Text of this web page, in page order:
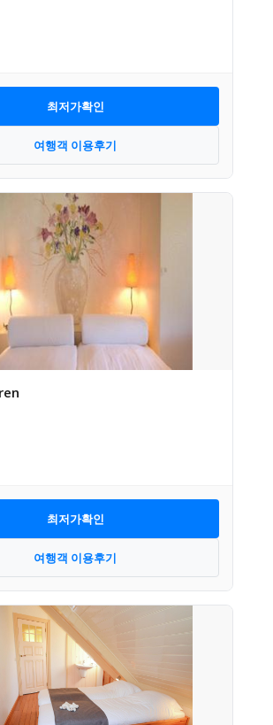
최저가확인
여행객 이용후기
최저가확인
여행객 이용후기